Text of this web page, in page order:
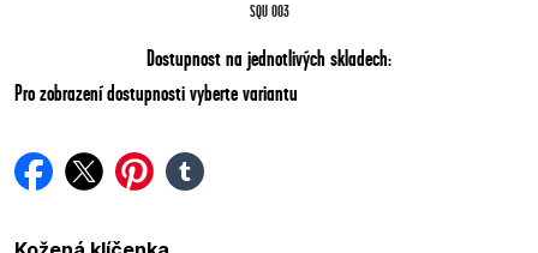
SQU 003
Dostupnost na jednotlivých skladech:
Pro zobrazení dostupnosti vyberte variantu
facebook
twitterpinterest
tumblr